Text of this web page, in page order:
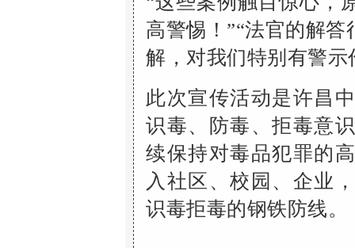
高警惕 ！ ”“法官的解
解 ，对我们特别有警
此次宣传活动是许昌
识毒、防毒、拒毒意
续保持对毒品犯罪的
入社区、校园、企业
识毒拒毒的钢铁防线。